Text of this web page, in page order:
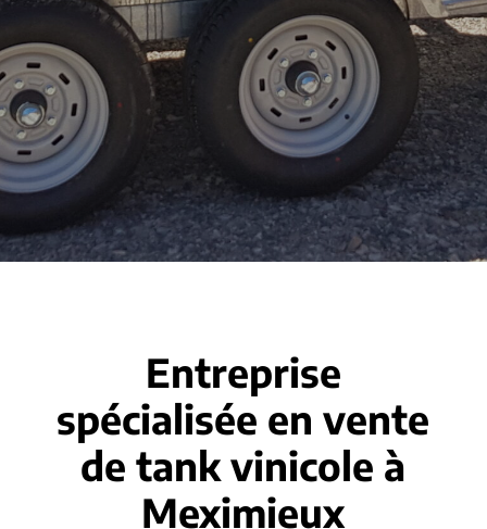
Entreprise
spécialisée en vente
de tank vinicole à
Meximieux